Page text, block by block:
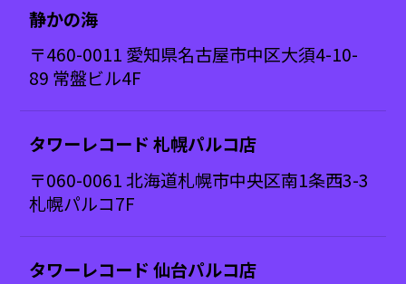
静かの海
〒460-0011 愛知県名古屋市中区大須4-10-
89 常盤ビル4F
タワーレコード 札幌パルコ店
〒060-0061 北海道札幌市中央区南1条西3-3
札幌パルコ7F
タワーレコード 仙台パルコ店